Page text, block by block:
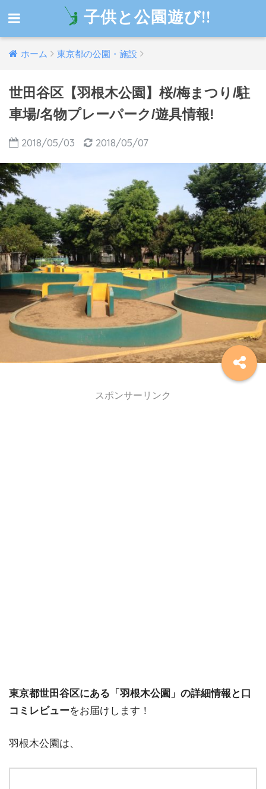
子供と公園遊び!!
ホーム 東京都の公園・施設
世田谷区【羽根木公園】桜/梅まつり/駐
車場/名物プレーパーク/遊具情報!
2018/05/03 2018/05/07
スポンサーリンク
東京都世田谷区にある「羽根木公園」の詳細情報と⼝
コミレビューをお届けします！
羽根木公園は、